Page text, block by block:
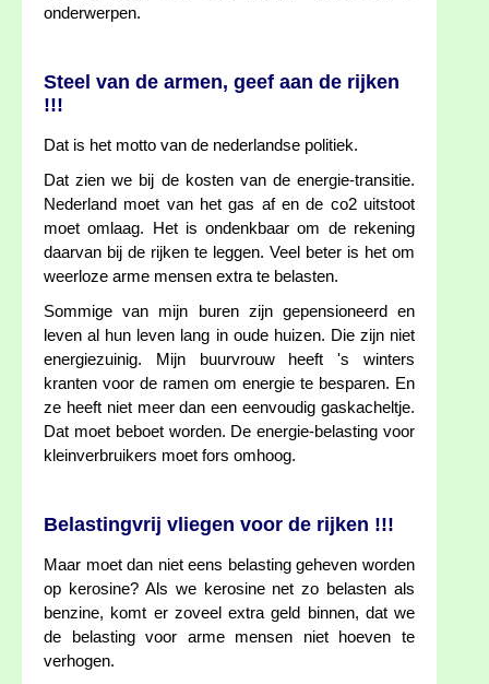
onderwerpen.
Steel van de armen, geef aan de rijken
!!!
Dat is het motto van de nederlandse politiek.
Dat zien we bij de kosten van de energie-transitie.
Nederland moet van het gas af en de co2 uitstoot
moet omlaag. Het is ondenkbaar om de rekening
daarvan bij de rijken te leggen. Veel beter is het om
weerloze arme mensen extra te belasten.
Sommige van mijn buren zijn gepensioneerd en
leven al hun leven lang in oude huizen. Die zijn niet
energiezuinig. Mijn buurvrouw heeft 's winters
kranten voor de ramen om energie te besparen. En
ze heeft niet meer dan een eenvoudig gaskacheltje.
Dat moet beboet worden. De energie-belasting voor
kleinverbruikers moet fors omhoog.
Belastingvrij vliegen voor de rijken !!!
Maar moet dan niet eens belasting geheven worden
op kerosine? Als we kerosine net zo belasten als
benzine, komt er zoveel extra geld binnen, dat we
de belasting voor arme mensen niet hoeven te
verhogen.